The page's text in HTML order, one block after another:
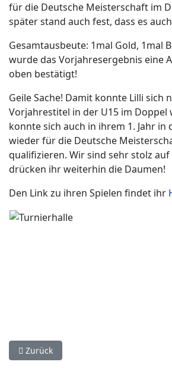
für die Deutsche Meisterschaft im
später stand auch fest, dass es
Gesamtausbeute: 1mal Gold, 1mal
wurde das Vorjahresergebnis eine
oben bestätigt!
Geile Sache! Damit konnte Lilli sich
Vorjahrestitel in der U15 im Doppel
konnte sich auch in ihrem 1. Jahr in
wieder für die Deutsche
qualifizieren. Wir sind sehr stolz
drücken ihr weiterhin die Daumen!
Den Link zu ihren Spielen findet ihr
Vorheriger Beitrag: Nachwuchs I Lilli
Zurück